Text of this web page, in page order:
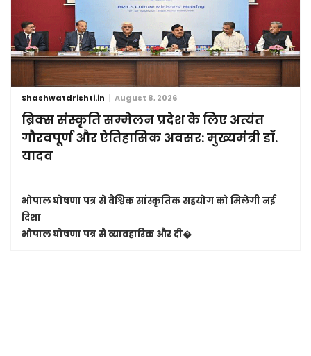
Shashwatdrishti.in August 8, 2026
ब्रिक्स संस्कृति सम्मेलन प्रदेश के लिए अत्यंत
गौरवपूर्ण और ऐतिहासिक अवसर: मुख्यमंत्री डॉ.
यादव
भोपाल घोषणा पत्र से वैश्विक सांस्कृतिक सहयोग को मिलेगी नई
दिशा
भोपाल घोषणा पत्र से व्यावहारिक और दी�